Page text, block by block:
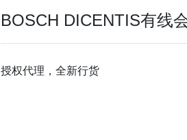
BOSCH DICENTIS有线
授权代理，全新行货